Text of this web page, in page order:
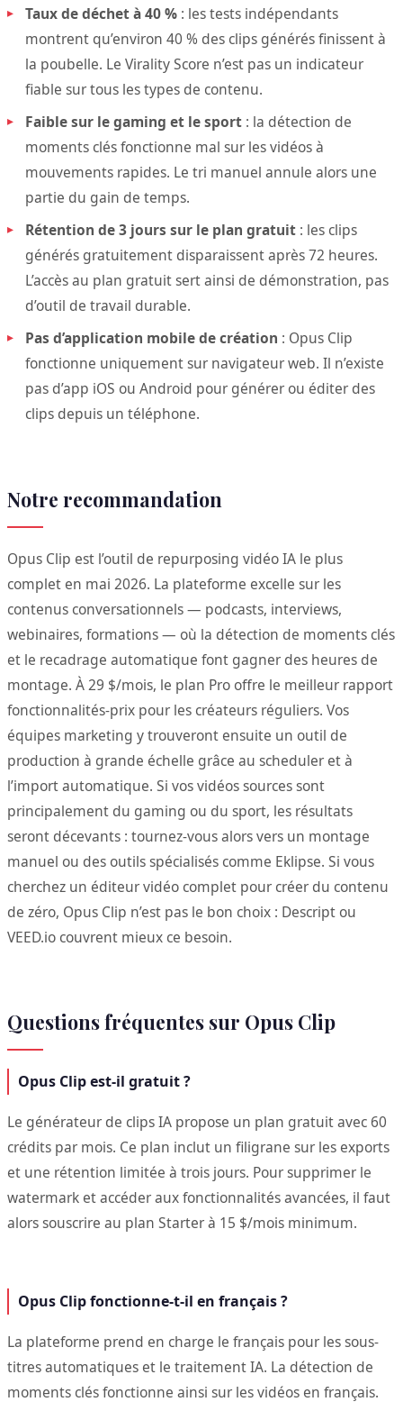
Taux de déchet à 40 % : les tests indépendants
montrent qu’environ 40 % des clips générés finissent à
la poubelle. Le Virality Score n’est pas un indicateur
fiable sur tous les types de contenu.
Faible sur le gaming et le sport : la détection de
moments clés fonctionne mal sur les vidéos à
mouvements rapides. Le tri manuel annule alors une
partie du gain de temps.
Rétention de 3 jours sur le plan gratuit : les clips
générés gratuitement disparaissent après 72 heures.
L’accès au plan gratuit sert ainsi de démonstration, pas
d’outil de travail durable.
Pas d’application mobile de création : Opus Clip
fonctionne uniquement sur navigateur web. Il n’existe
pas d’app iOS ou Android pour générer ou éditer des
clips depuis un téléphone.
Notre recommandation
Opus Clip est l’outil de repurposing vidéo IA le plus
complet en mai 2026. La plateforme excelle sur les
contenus conversationnels — podcasts, interviews,
webinaires, formations — où la détection de moments clés
et le recadrage automatique font gagner des heures de
montage. À 29 $/mois, le plan Pro offre le meilleur rapport
fonctionnalités-prix pour les créateurs réguliers. Vos
équipes marketing y trouveront ensuite un outil de
production à grande échelle grâce au scheduler et à
l’import automatique. Si vos vidéos sources sont
principalement du gaming ou du sport, les résultats
seront décevants : tournez-vous alors vers un montage
manuel ou des outils spécialisés comme Eklipse. Si vous
cherchez un éditeur vidéo complet pour créer du contenu
de zéro, Opus Clip n’est pas le bon choix : Descript ou
VEED.io couvrent mieux ce besoin.
Questions fréquentes sur Opus Clip
Opus Clip est-il gratuit ?
Le générateur de clips IA propose un plan gratuit avec 60
crédits par mois. Ce plan inclut un filigrane sur les exports
et une rétention limitée à trois jours. Pour supprimer le
watermark et accéder aux fonctionnalités avancées, il faut
alors souscrire au plan Starter à 15 $/mois minimum.
Opus Clip fonctionne-t-il en français ?
La plateforme prend en charge le français pour les sous-
titres automatiques et le traitement IA. La détection de
moments clés fonctionne ainsi sur les vidéos en français.